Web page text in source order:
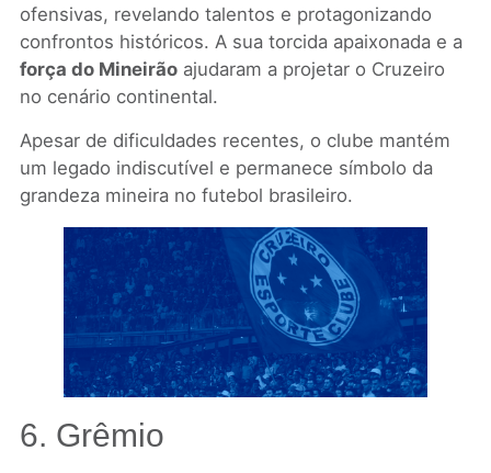
ofensivas, revelando talentos e protagonizando
confrontos históricos. A sua torcida apaixonada e a
força do Mineirãoajudaram a projetar o Cruzeiro
no cenário continental.
Apesar de dificuldades recentes, o clube mantém
um legado indiscutível e permanece símbolo da
grandeza mineira no futebol brasileiro.
6. Grêmio